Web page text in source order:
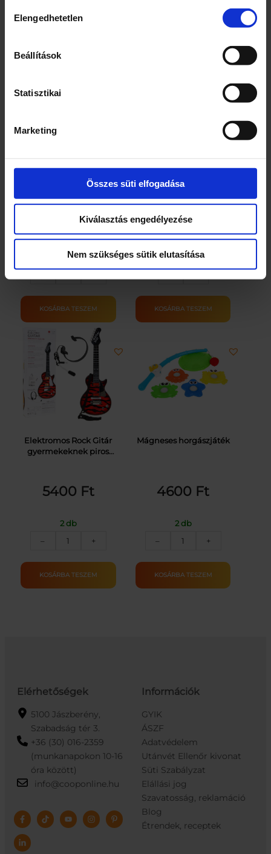
kiválasztása
Elengedhetetlen
Beállítások
Statisztikai
Marketing
Összes süti elfogadása
Kiválasztás engedélyezése
Nem szükséges sütik elutasítása
10300Ft
2 db
Táncos
szőnyeg
mennyiség
KOSÁRBA TESZEM
10900
1 db
Tűzoltó
készlet
mennyiség
KOSÁRBA TESZEM
Elektromos Rock Gitár
gyermekeknek piros
5400 Ft
2 db
–
Elektromos
Gitár
gyermekeknek
+
KOSÁRBA TESZEM
Mágneses horgászjáték
4600 Ft
2 db
–
Mágneses
mennyiség
+
KOSÁRBA TESZEM
Elérhetőségek
5100 Jászberény,
Szabadság tér 3.
+36 (30) 016-2359
(munkanapokon 10-16
óra között)
info@cooponline.hu
Információk
GYIK
ÁSZF
Adatvédelem
Utánvét Ellenőr kivonat
Süti Szabályzat
Elállási jog
Szavatosság, reklamáció
Blog
Étrendek, receptek